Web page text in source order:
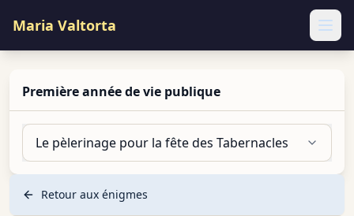
Maria Valtorta
Première année de vie publique
Le pèlerinage pour la fête des Tabernacles
Retour aux énigmes